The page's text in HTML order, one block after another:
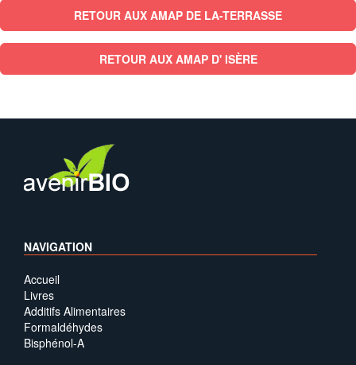
RETOUR AUX AMAP DE LA-TERRASSE
RETOUR AUX AMAP D' ISÈRE
NAVIGATION
Accueil
Livres
Additifs Alimentaires
Formaldéhydes
Bisphénol-A